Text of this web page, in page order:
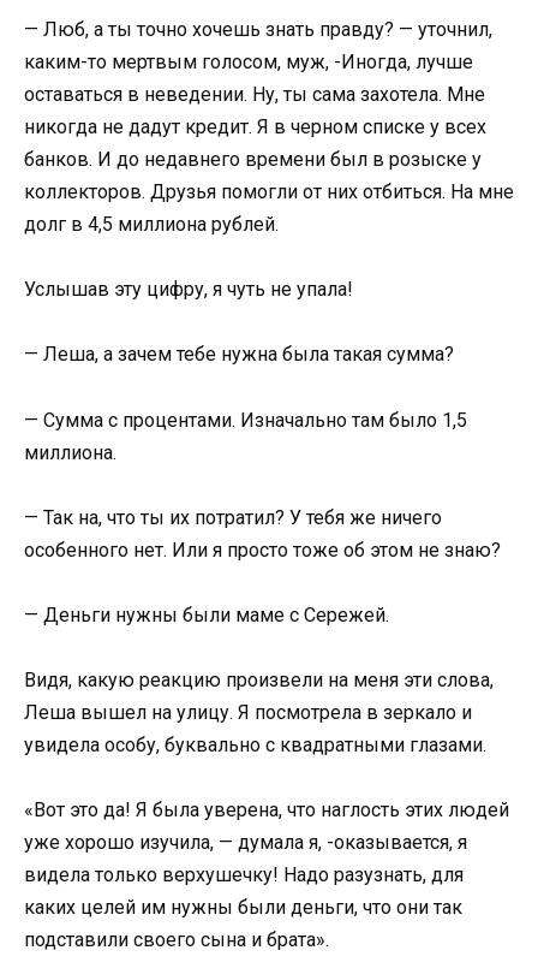
— Люб, а ты точно хочешь знать правду? — уточнил,
каким-то мертвым голосом, муж, -Иногда, лучше
оставаться в неведении. Ну, ты сама захотела. Мне
никогда не дадут кредит. Я в черном списке у всех
банков. И до недавнего времени был в розыске у
коллекторов. Друзья помогли от них отбиться. На мне
долг в 4,5 миллиона рублей.
Услышав эту цифру, я чуть не упала!
— Леша, а зачем тебе нужна была такая сумма?
— Сумма с процентами. Изначально там было 1,5
миллиона.
— Так на, что ты их потратил? У тебя же ничего
особенного нет. Или я просто тоже об этом не знаю?
— Деньги нужны были маме с Сережей.
Видя, какую реакцию произвели на меня эти слова,
Леша вышел на улицу. Я посмотрела в зеркало и
увидела особу, буквально с квадратными глазами.
«Вот это да! Я была уверена, что наглость этих людей
уже хорошо изучила, — думала я, -оказывается, я
видела только верхушечку! Надо разузнать, для
каких целей им нужны были деньги, что они так
подставили своего сына и брата».